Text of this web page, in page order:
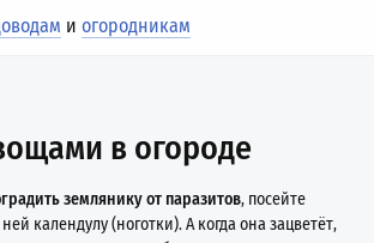
иогородникам
в огороде
землянику от паразитов, посейте
календулу (ноготки). А когда она зацветёт,